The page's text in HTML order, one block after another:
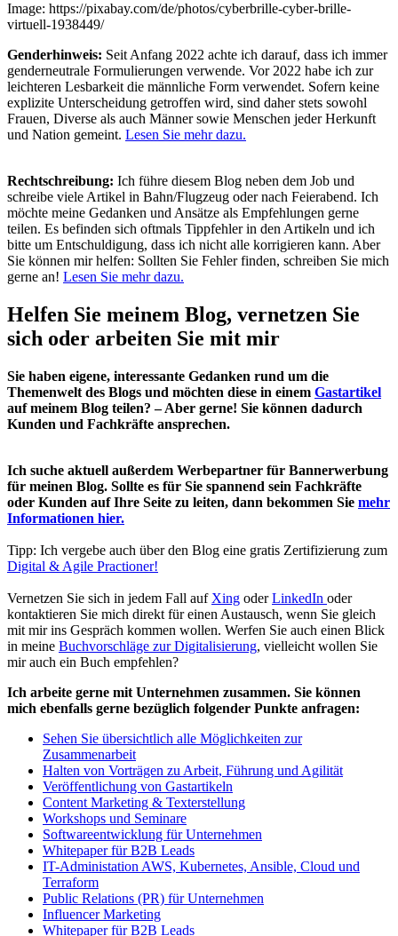
Image: https://pixabay.com/de/photos/cyberbrille-cyber-brille-
virtuell-1938449/
Genderhinweis: Seit Anfang 2022 achte ich darauf, dass ich immer
genderneutrale Formulierungen verwende. Vor 2022 habe ich zur
leichteren Lesbarkeit die männliche Form verwendet. Sofern keine
explizite Unterscheidung getroffen wird, sind daher stets sowohl
Frauen, Diverse als auch Männer sowie Menschen jeder Herkunft
und Nation gemeint. Lesen Sie mehr dazu.
Rechtschreibung: Ich führe diesem Blog neben dem Job und
schreibe viele Artikel in Bahn/Flugzeug oder nach Feierabend. Ich
möchte meine Gedanken und Ansätze als Empfehlungen gerne
teilen. Es befinden sich oftmals Tippfehler in den Artikeln und ich
bitte um Entschuldigung, dass ich nicht alle korrigieren kann. Aber
Sie können mir helfen: Sollten Sie Fehler finden, schreiben Sie mich
gerne an! Lesen Sie mehr dazu.
Helfen Sie meinem Blog, vernetzen Sie
sich oder arbeiten Sie mit mir
Sie haben eigene, interessante Gedanken rund um die
Themenwelt des Blogs und möchten diese in einem Gastartikel
auf meinem Blog teilen? – Aber gerne! Sie können dadurch
Kunden und Fachkräfte ansprechen.
Ich suche aktuell außerdem Werbepartner für Bannerwerbung
für meinen Blog. Sollte es für Sie spannend sein Fachkräfte
oder Kunden auf Ihre Seite zu leiten, dann bekommen Sie mehr
Informationen hier.
Tipp: Ich vergebe auch über den Blog eine gratis Zertifizierung zum
Digital & Agile Practioner!
Vernetzen Sie sich in jedem Fall auf Xing oderLinkedIn oder
kontaktieren Sie mich direkt für einen Austausch, wenn Sie gleich
mit mir ins Gespräch kommen wollen. Werfen Sie auch einen Blick
in meine Buchvorschläge zur Digitalisierung, vielleicht wollen Sie
mir auch ein Buch empfehlen?
Ich arbeite gerne mit Unternehmen zusammen. Sie können
mich ebenfalls gerne bezüglich folgender Punkte anfragen:
Sehen Sie übersichtlich alle Möglichkeiten zur
Zusammenarbeit
Halten von Vorträgen zu Arbeit, Führung und Agilität
Veröffentlichung von Gastartikeln
Content Marketing & Texterstellung
Workshops und Seminare
Softwareentwicklung für Unternehmen
Whitepaper für B2B Leads
IT-Administation AWS, Kubernetes, Ansible, Cloud und
Terraform
Public Relations (PR) für Unternehmen
Influencer Marketing
Whitepaper für B2B Leads